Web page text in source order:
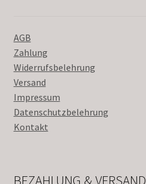
AGB
Zahlung
Widerrufsbelehrung
Versand
Impressum
Datenschutzbelehrung
Kontakt
BEZAHLUNG & VERSAND